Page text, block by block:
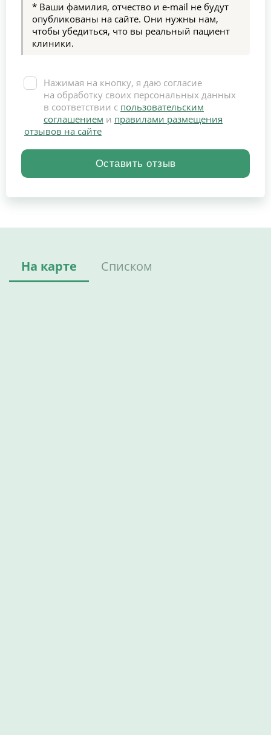
* Ваши фамилия, отчество и e-mail не будут
опубликованы на сайте. Они нужны нам,
чтобы убедиться, что вы реальный пациент
клиники.
Нажимая на кнопку, я даю согласие
на обработку своих персональных данных
в соответствии с пользовательским
соглашением и правилами размещения
отзывов на сайте
На карте Списком